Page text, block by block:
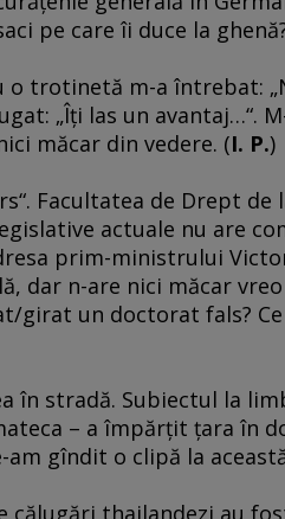
pe care îi duce la
o trotinetă m-a întrebat:
„Îţi las un avantaj…“.
măcar din vedere. (I. P.)
Facultatea de Drept
actuale nu are
prim-ministrului
dar n-are nici măcar
girat un doctorat fals?
în stradă. Subiectul la
– a împărţit ţara în
gîndit o clipă la
călugări thailandezi au